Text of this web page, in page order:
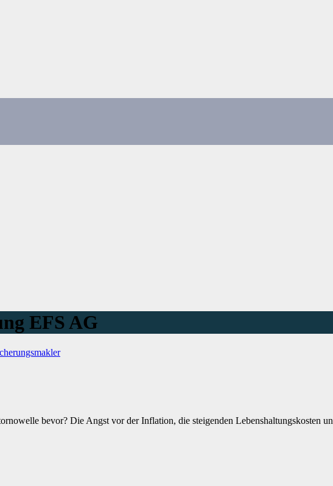
EFS AG
bevor? Die Angst vor der Inflation, die steigenden Lebenshaltungskosten